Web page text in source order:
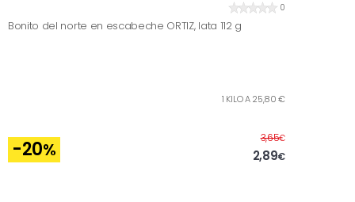
0
Bonito del norte en escabeche ORTIZ, lata 112 g
1 KILO A 25,80 €
-20%
3,65€Before
2,89€